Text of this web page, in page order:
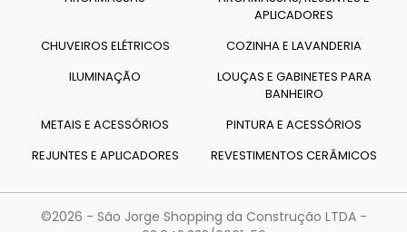
APLICADORES
CHUVEIROS ELÉTRICOS
COZINHA E LAVANDERIA
ILUMINAÇÃO
LOUÇAS E GABINETES PARA
BANHEIRO
METAIS E ACESSÓRIOS
PINTURA E ACESSÓRIOS
REJUNTES E APLICADORES
REVESTIMENTOS CERÂMICOS
©2026 - São Jorge Shopping da Construção LTDA -